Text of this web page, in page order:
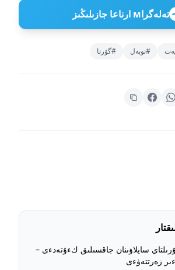
تەلەگراм ارناعا جازىلىڭىز
#نوبەل #گۋرنا
سايلاۋىنان جاقسىلىق كءۇتەدءى –